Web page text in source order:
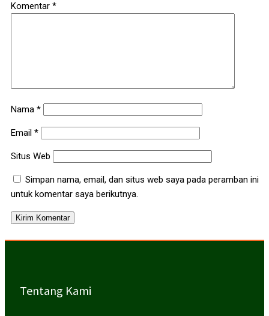
Komentar *
Nama *
Email *
Situs Web
Simpan nama, email, dan situs web saya pada peramban ini
untuk komentar saya berikutnya.
Tentang Kami